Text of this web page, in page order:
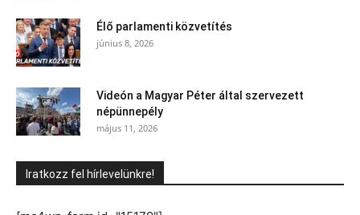
Élő parlamenti közvetítés
június 8, 2026
Videón a Magyar Péter által szervezett
népünnepély
május 11, 2026
Iratkozz fel hírlevelünkre!